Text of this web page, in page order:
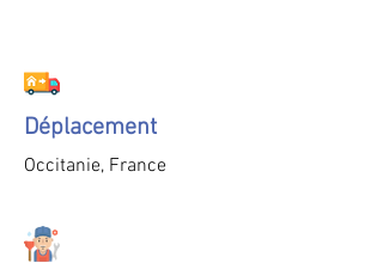
Déplacement
Occitanie, France